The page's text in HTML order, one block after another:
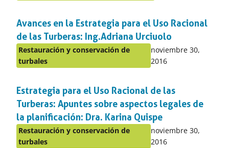
el
apartado
Avances en la Estrategia para el Uso Racional
de las Turberas: Ing.Adriana Urciuolo
Publicado
el
apartado
Restauración y conservación de
turbales
Publicado
en:
noviembre 30,
2016
Estrategia para el Uso Racional de las
Turberas: Apuntes sobre aspectos legales de
la planificación: Dra. Karina Quispe
Publicado
Restauración y conservación de
turbales
Publicado
en:
noviembre 30,
2016